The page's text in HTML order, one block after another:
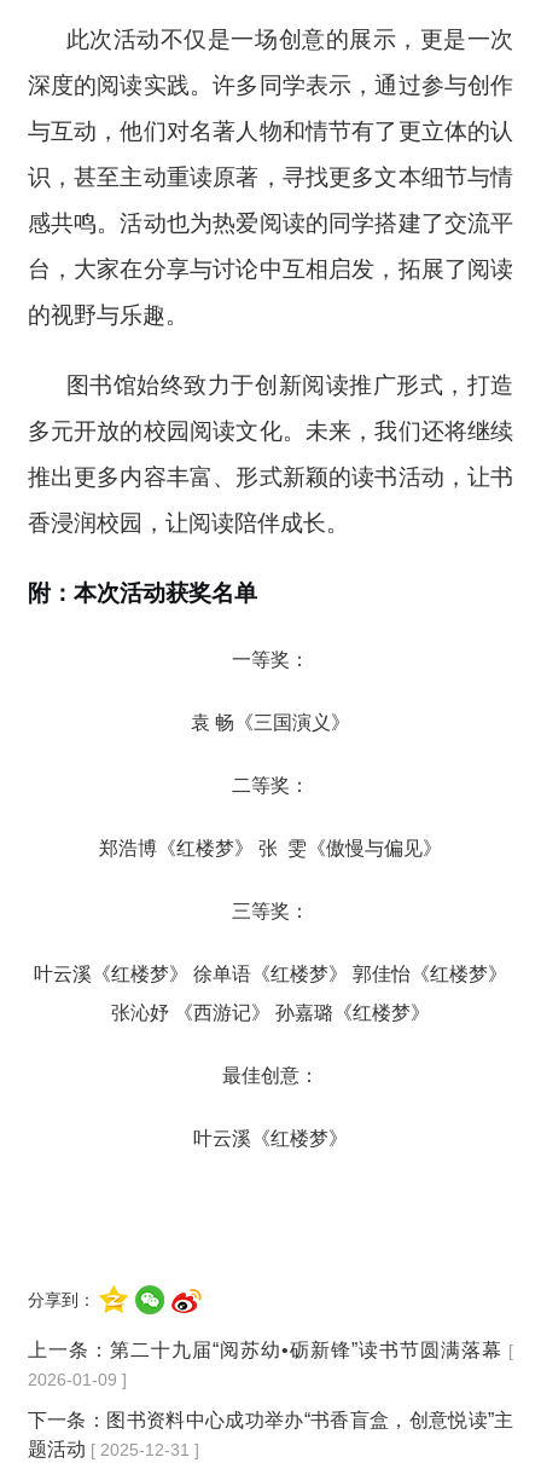
此次活动不仅是一场创意的展示，更是一次
深度的阅读实践。许多同学表示，通过参与创作
与互动，他们对名著人物和情节有了更立体的认
识，甚至主动重读原著，寻找更多文本细节与情
感共鸣。活动也为热爱阅读的同学搭建了交流平
台，大家在分享与讨论中互相启发，拓展了阅读
的视野与乐趣。
图书馆始终致力于创新阅读推广形式，打造
多元开放的校园阅读文化。未来，我们还将继续
推出更多内容丰富、形式新颖的读书活动，让书
香浸润校园，让阅读陪伴成长。
附：本次活动获奖名单
一等奖：
袁 畅《三国演义》
二等奖：
郑浩博《红楼梦》 张 雯《傲慢与偏见》
三等奖：
叶云溪《红楼梦》 徐单语《红楼梦》 郭佳怡《红楼梦》
张沁妤 《西游记》 孙嘉璐《红楼梦》
最佳创意：
叶云溪《红楼梦》
分享到：
上一条： 第二十九届“阅苏幼•砺新锋”读书节圆满落幕 [
2026-01-09 ]
下一条： 图书资料中心成功举办“书香盲盒，创意悦读”主
题活动 [ 2025-12-31 ]